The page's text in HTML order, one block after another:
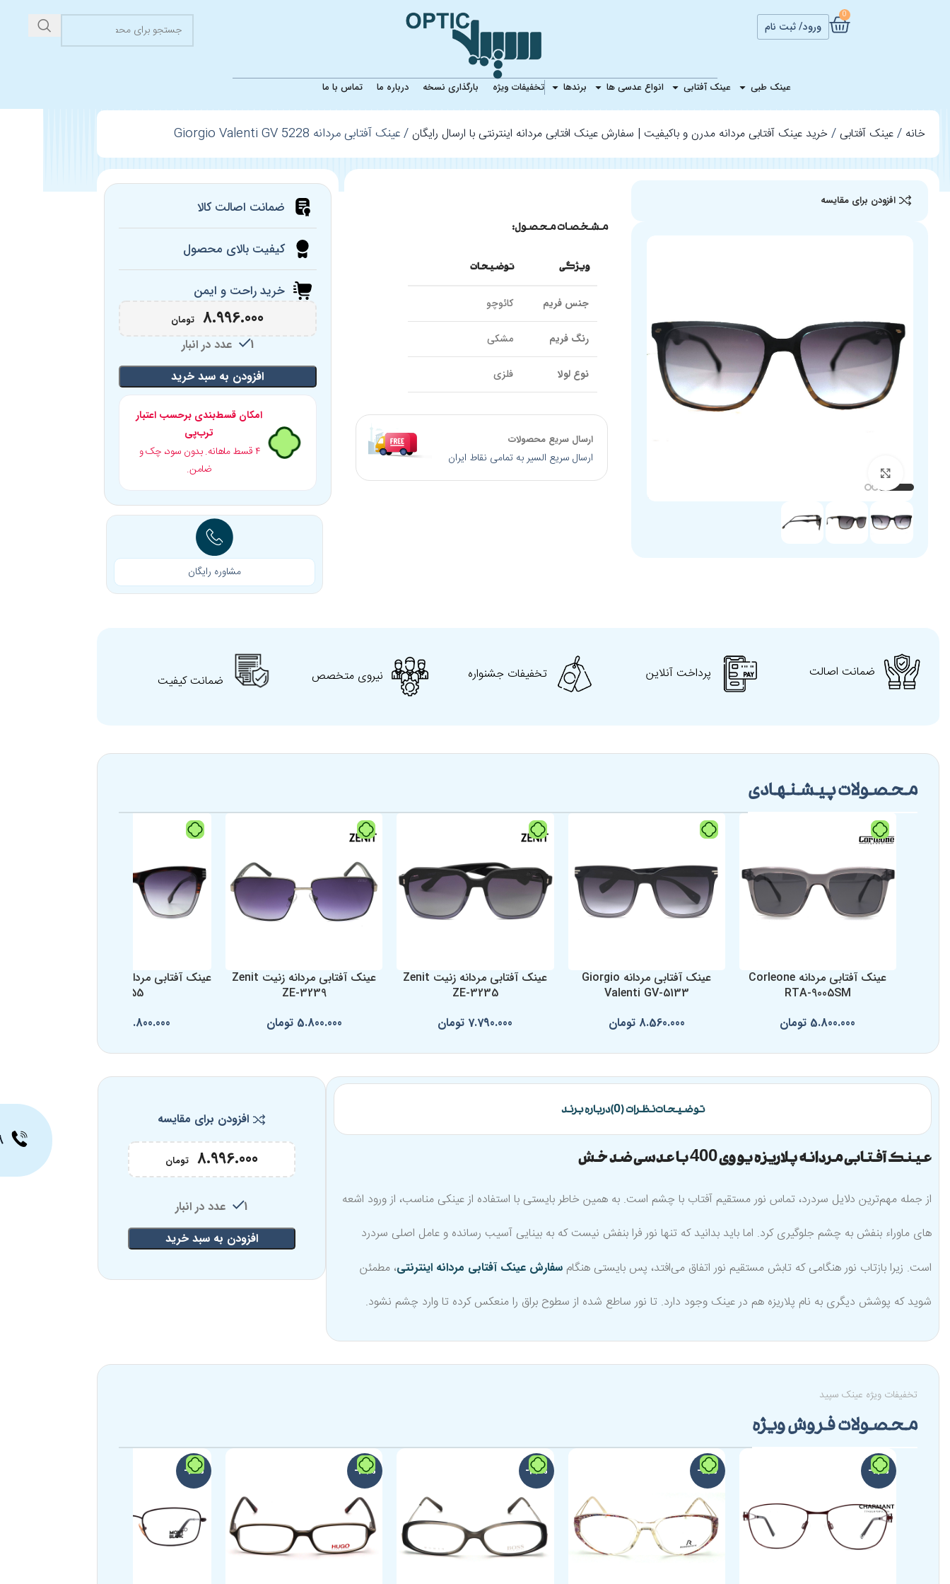
ورود/ ثبت نام
0
عینک طبی عینک آفتابی انواع عدسی ها برندها تخفیفات ویژه بارگذاری نسخه درباره ما تماس با ما عینک آفتابی مردانه Giorgio Valenti GV 5228
خانه عینک آفتابی خرید عینک آفتابی مردانه مدرن و باکیفیت | سفارش عینک افتابی مردانه اینترنتی با ارسال رایگان عینک آفتابی مردانه Giorgio Valenti GV 5228
افزودن برای مقایسه
مشخصات محصول:
ویژگی توضیحات
جنس فریم کائوچو
رنگ فریم مشکی
نوع لولا فلزی
پوشش عدسی
جنس عدسی طلق پلاستیک
برند Giorgio Valenti
رانندگی، پیاده‌روی،
مناسب برای
فرم صورت
گرد، بیضی، قلبی، مثلثی
ارسال سریع محصولات
ارسال سریع السیر به تمامی نقاط ایران
ضمانت اصالت کالا
کیفیت بالای محصول
خرید راحت و ایمن
8.996.000 تومان
1 عدد در انبار
افزودن به سبد خرید
امکان قسط‌بندی برحسب اعتبار
ترب‌پی
۴ قسط ماهانه. بدون سود، چک و
ضامن.
مشاوره رایگان
ضمانت اصالت پرداخت آنلاین تخفیفات جشنواره نیروی متخصص ضمانت کیفیت
محصولات پیشنهادی
عینک آفتابی مردانه Corleone
RTA-9005SM
5.800.000 تومان
عینک آفتابی مردانه Giorgio
Valenti GV-5133
8.560.000 تومان
عینک آفتابی مردانه زنیت Zenit
ZE-3235
7.790.000 تومان
عینک آفتابی مردانه زنیت Zenit
ZE-3239
5.800.000 تومان
755
8.800.000
توضیحاتنظرات (0) درباره برند
عینک آفتابی مردانه پلاریزه یو وی 400 با عدسی ضد خش
از جمله مهم‌ترین دلایل سردرد، تماس نور مستقیم آفتاب با چشم است. به همین خاطر بایستی با استفاده از عینکی مناسب، از ورود اشعه
های ماوراء بنفش به چشم جلوگیری کرد. اما باید بدانید که تنها نور فرا بنفش نیست که به بینایی آسیب رسانده و عامل اصلی سردرد
است. زیرا بازتاب نور هنگامی که تابش مستقیم نور اتفاق می‌افتد، پس بایستی هنگام سفارش عینک آفتابی مردانه اینترنتی، مطمئن
شوید که پوشش دیگری به نام پلاریزه هم در عینک وجود دارد. تا نور ساطع شده از سطوح براق را منعکس کرده تا وارد چشم نشود.
افزودن برای مقایسه
8.996.000 تومان
1 عدد در انبار
افزودن به سبد خرید
تخفیفات ویژه عینک سپید
محصولات فروش ویژه
-17%
-19%
-24%
-29%
-21%